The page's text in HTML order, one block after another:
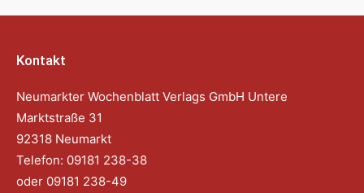
Kontakt
Neumarkter Wochenblatt Verlags GmbH Untere
Marktstraße 31
92318 Neumarkt
Telefon: 09181 238-38
oder 09181 238-49